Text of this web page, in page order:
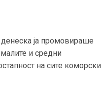
денеска ја промовираше
и средни
на сите коморски